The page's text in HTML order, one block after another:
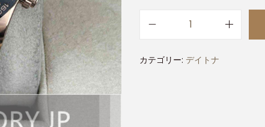
カテゴリー: デイトナ